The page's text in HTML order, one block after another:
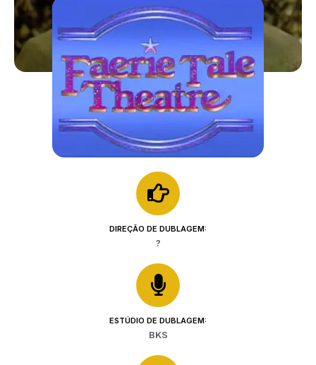
DIREÇÃO DE DUBLAGEM:
?
ESTÚDIO DE DUBLAGEM:
BKS